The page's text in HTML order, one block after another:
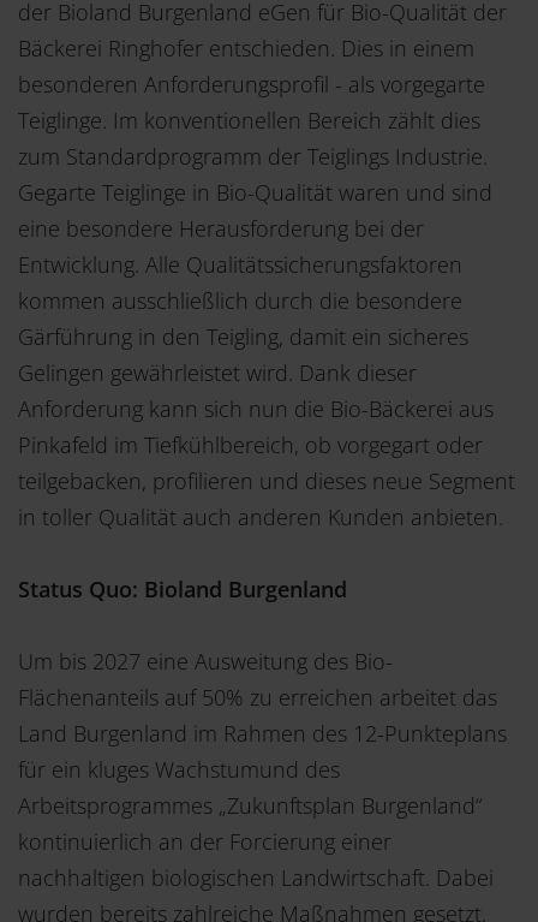
der Bioland Burgenland eGen für Bio-Qualität der
Bäckerei Ringhofer entschieden. Dies in einem
besonderen Anforderungsprofil - als vorgegarte
Teiglinge. Im konventionellen Bereich zählt dies
zum Standardprogramm der Teiglings Industrie.
Gegarte Teiglinge in Bio-Qualität waren und sind
eine besondere Herausforderung bei der
Entwicklung. Alle Qualitätssicherungsfaktoren
kommen ausschließlich durch die besondere
Gärführung in den Teigling, damit ein sicheres
Gelingen gewährleistet wird. Dank dieser
Anforderung kann sich nun die Bio-Bäckerei aus
Pinkafeld im Tiefkühlbereich, ob vorgegart oder
teilgebacken, profilieren und dieses neue Segment
in toller Qualität auch anderen Kunden anbieten.
Status Quo: Bioland Burgenland
Um bis 2027 eine Ausweitung des Bio-
Flächenanteils auf 50% zu erreichen arbeitet das
Land Burgenland im Rahmen des 12-Punkteplans
für ein kluges Wachstumund des
Arbeitsprogrammes „Zukunftsplan Burgenland“
kontinuierlich an der Forcierung einer
nachhaltigen biologischen Landwirtschaft. Dabei
wurden bereits zahlreiche Maßnahmen gesetzt,